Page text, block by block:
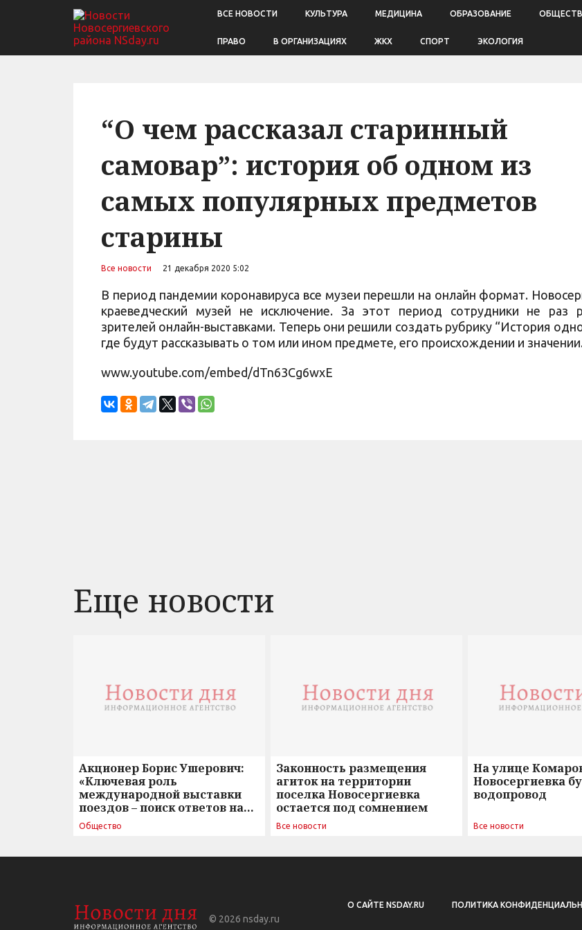
ВСЕ НОВОСТИ КУЛЬТУРА МЕДИЦИНА ОБРАЗОВАНИЕ
ПРАВО В ОРГАНИЗАЦИЯХ ЖКХ СПОРТ ЭКОЛОГИЯ
“О чем рассказал старинный
самовар”: история об одном из
самых популярных предметов
старины
Все новости 21 декабря 2020 5:02
В период пандемии коронавируса все музеи перешли на онлайн формат.
краеведческий музей не исключение. За этот период сотрудники не раз
зрителей онлайн-выставками. Теперь они решили создать рубрику “История
где будут рассказывать о том или ином предмете, его происхождении и
www.youtube.com/embed/dTn63Cg6wxE
Еще новости
Акционер Борис Ушерович:
«Ключевая роль
международной выставки
поездов – поиск ответов на
вызовы времени»
Общество
Законность размещения
агиток на территории
поселка Новосергиевка
остается под сомнением
Все новости
На улице
Новосергиевка
водопровод
Все новости
© 2026 nsday.ru
О САЙТЕ NSDAY.RU ПОЛИТИКА